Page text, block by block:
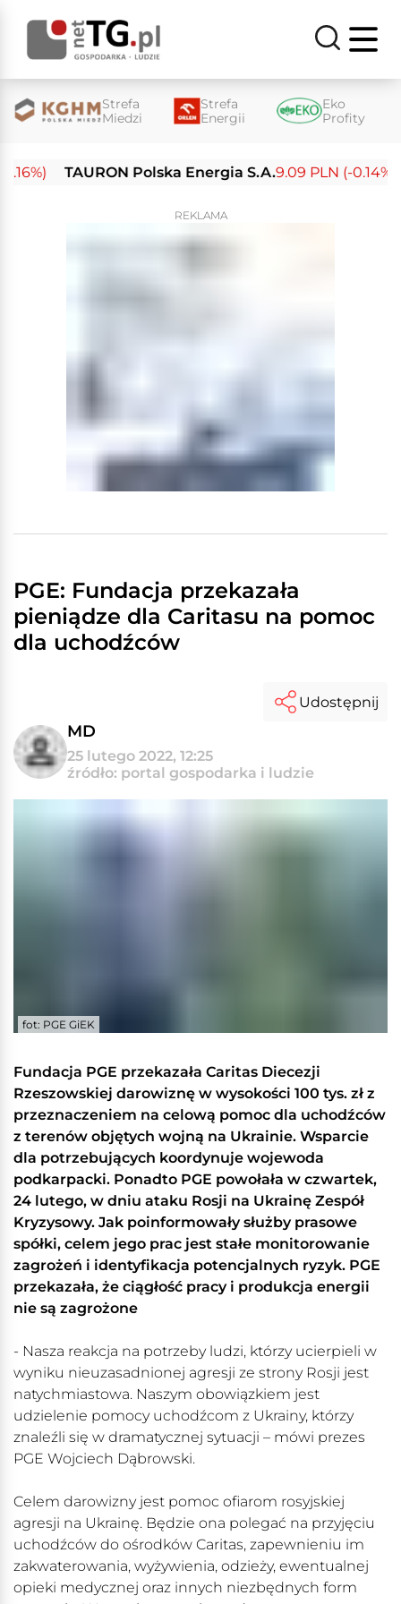
Strefa
Miedzi
Strefa
Energii
Eko
Profity
TAURON Polska Energia S.A.9.09 PLN (-0.14%)
REKLAMA
PGE: Fundacja przekazała
pieniądze dla Caritasu na pomoc
dla uchodźców
MD
25 lutego 2022, 12:25
źródło: portal gospodarka i ludzie
Udostępnij
fot: PGE GiEK
Fundacja PGE przekazała Caritas Diecezji
Rzeszowskiej darowiznę w wysokości 100 tys. zł z
przeznaczeniem na celową pomoc dla uchodźców
z terenów objętych wojną na Ukrainie. Wsparcie
dla potrzebujących koordynuje wojewoda
podkarpacki. Ponadto PGE powołała w czwartek,
24 lutego, w dniu ataku Rosji na Ukrainę Zespół
Kryzysowy. Jak poinformowały służby prasowe
spółki, celem jego prac jest stałe monitorowanie
zagrożeń i identyfikacja potencjalnych ryzyk. PGE
przekazała, że ciągłość pracy i produkcja energii
nie są zagrożone
- Nasza reakcja na potrzeby ludzi, którzy ucierpieli w
wyniku nieuzasadnionej agresji ze strony Rosji jest
natychmiastowa. Naszym obowiązkiem jest
udzielenie pomocy uchodźcom z Ukrainy, którzy
znaleźli się w dramatycznej sytuacji – mówi prezes
PGE Wojciech Dąbrowski.
Celem darowizny jest pomoc ofiarom rosyjskiej
agresji na Ukrainę. Będzie ona polegać na przyjęciu
uchodźców do ośrodków Caritas, zapewnieniu im
zakwaterowania, wyżywienia, odzieży, ewentualnej
opieki medycznej oraz innych niezbędnych form